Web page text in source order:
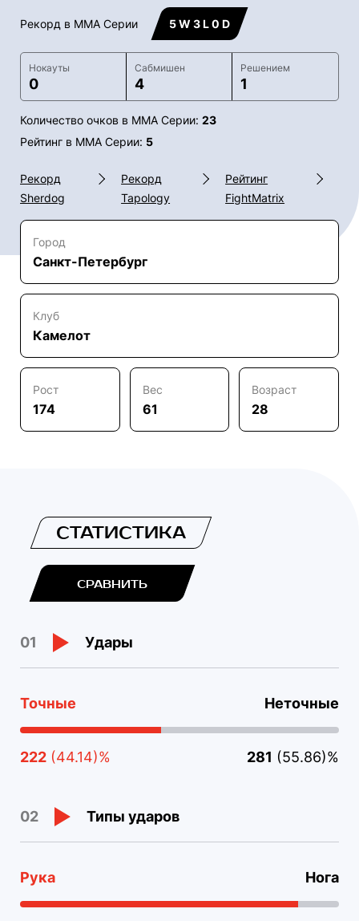
Рекорд в ММА Серии 5 W 3 L 0 D
Нокауты
0
Сабмишен
4
Решением
1
Количество очков в ММА Серии: 23
Рейтинг в ММА Серии: 5
Рекорд
Sherdog
Рекорд
Tapology
Рейтинг
FightMatrix
Город
Санкт-Петербург
Клуб
Камелот
Рост
174
Вес
61
Возраст
28
СТАТИСТИКА
СРАВНИТЬ
01 Удары
Точные Неточные
222 (44.14)% 281 (55.86)%
02 Типы ударов
Рука Нога